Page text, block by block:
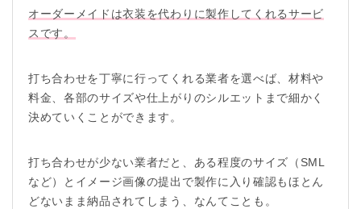
オーダーメイドは衣装を代わりに製作してくれるサービ
スです。
打ち合わせを丁寧に行ってくれる業者を選べば、材料や
料金、各部のサイズや仕上がりのシルエットまで細かく
決めていくことができます。
打ち合わせが少ない業者だと、ある程度のサイズ（SML
など）とイメージ画像の提出で製作に入り確認もほとん
どないまま納品されてしまう、なんてことも。